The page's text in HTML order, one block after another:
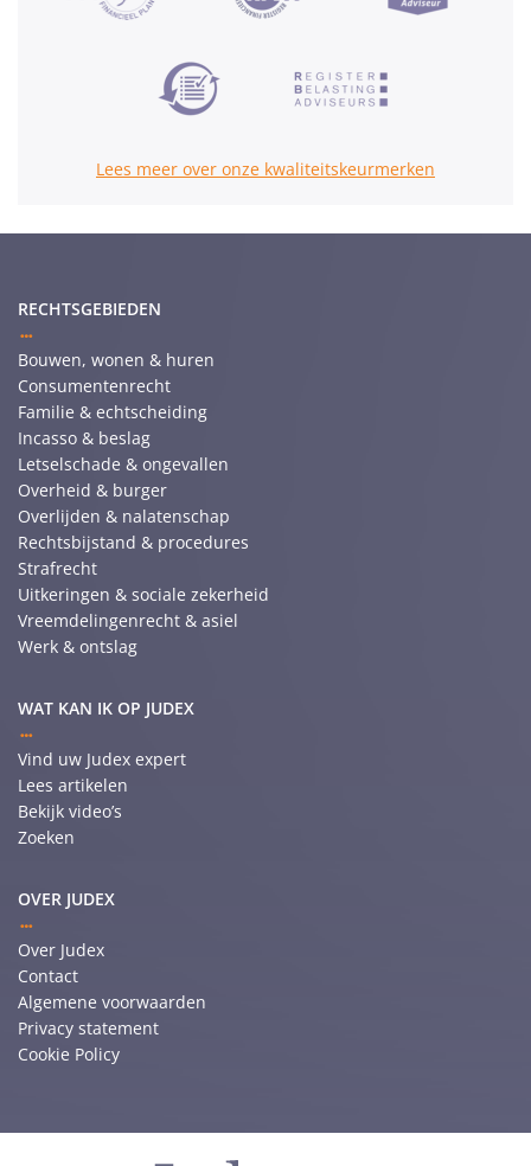
Lees meer over onze kwaliteitskeurmerken
RECHTSGEBIEDEN
Bouwen, wonen & huren
Consumentenrecht
Familie & echtscheiding
Incasso & beslag
Letselschade & ongevallen
Overheid & burger
Overlijden & nalatenschap
Rechtsbijstand & procedures
Strafrecht
Uitkeringen & sociale zekerheid
Vreemdelingenrecht & asiel
Werk & ontslag
WAT KAN IK OP JUDEX
Vind uw Judex expert
Lees artikelen
Bekijk video’s
Zoeken
OVER JUDEX
Over Judex
Contact
Algemene voorwaarden
Privacy statement
Cookie Policy